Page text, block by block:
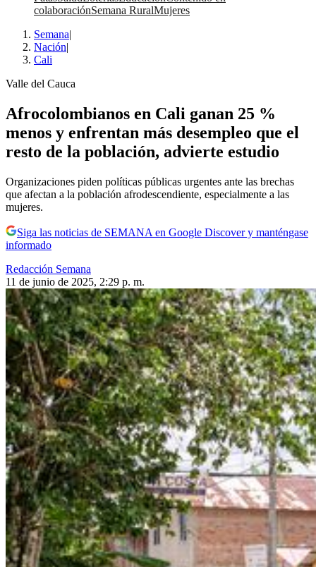
colaboraciónSemana RuralMujeres
Semana|
Nación|
Cali
Valle del Cauca
Afrocolombianos en Cali ganan 25 %
menos y enfrentan más desempleo que el
resto de la población, advierte estudio
Organizaciones piden políticas públicas urgentes ante las brechas
que afectan a la población afrodescendiente, especialmente a las
mujeres.
Siga las noticias de SEMANA en Google Discover y manténgase
informado
Redacción Semana
11 de junio de 2025, 2:29 p. m.